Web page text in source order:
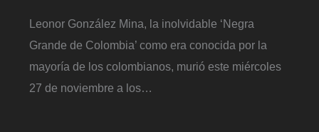
Leonor González Mina, la inolvidable ‘Negra
Grande de Colombia’ como era conocida por la
mayoría de los colombianos, murió este miércoles
27 de noviembre a los…